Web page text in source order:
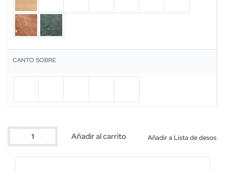
CANTO SOBRE
Añadir al carrito Añadir a Lista de desos